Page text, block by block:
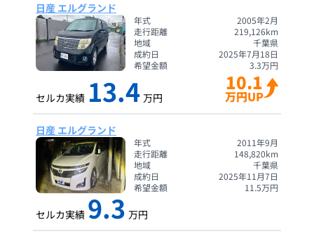
日産 エルグランド
年式
2005年2月
走行距離
219,126km
地域
千葉県
成約日
2025年7月18日
希望金額
3.3万円
セルカ実績 13.4 万円
10.1
万円UP
日産 エルグランド
年式
2011年9月
走行距離
148,820km
地域
千葉県
成約日
2025年11月7日
希望金額
11.5万円
セルカ実績 9.3 万円